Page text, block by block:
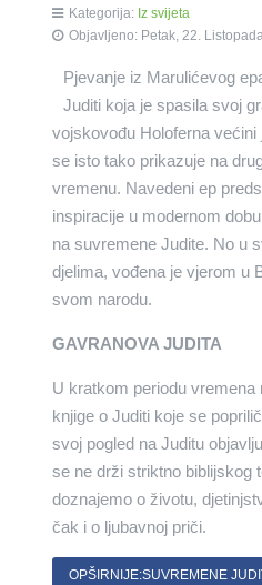
Kategorija: Iz svijeta
Objavljeno: Petak, 22.
Pjevanje iz Marulićevog
Juditi koja je spasila svoj
vojskovođu Holoferna većini
se isto tako prikazuje na
vremenu. Navedeni ep
inspiracije u modernom
na suvremene Judite. No u
djelima, vođena je vjerom u
svom narodu.
GAVRANOVA JUDITA
U kratkom periodu vremena
knjige o Juditi koje se
svoj pogled na Juditu
se ne drži striktno biblijskog
doznajemo o životu,
čak i o ljubavnoj priči.
OPŠIRNIJE:SUVREMENE